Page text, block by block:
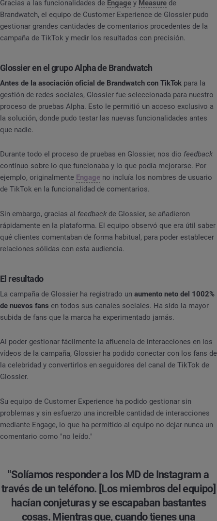
Gracias a las funcionalidades de Engage y Measure de
Brandwatch, el equipo de Customer Experience de Glossier pudo
gestionar grandes cantidades de comentarios procedentes de la
campaña de TikTok y medir los resultados con precisión.
Glossier en el grupo Alpha de Brandwatch
Antes de la asociación oficial de Brandwatch con TikTok para la
gestión de redes sociales, Glossier fue seleccionada para nuestro
proceso de pruebas Alpha. Esto le permitió un acceso exclusivo a
la solución, donde pudo testar las nuevas funcionalidades antes
que nadie.
Durante todo el proceso de pruebas en Glossier, nos dio feedback
continuo sobre lo que funcionaba y lo que podía mejorarse. Por
ejemplo, originalmente Engage no incluía los nombres de usuario
de TikTok en la funcionalidad de comentarios.
Sin embargo, gracias al feedback de Glossier, se añadieron
rápidamente en la plataforma. El equipo observó que era útil saber
qué clientes comentaban de forma habitual, para poder establecer
relaciones sólidas con esta audiencia.
El resultado
La campaña de Glossier ha registrado un aumento neto del 1002%
de nuevos fans en todos sus canales sociales. Ha sido la mayor
subida de fans que la marca ha experimentado jamás.
Al poder gestionar fácilmente la afluencia de interacciones en los
vídeos de la campaña, Glossier ha podido conectar con los fans de
la celebridad y convertirlos en seguidores del canal de TikTok de
Glossier.
Su equipo de Customer Experience ha podido gestionar sin
problemas y sin esfuerzo una increíble cantidad de interacciones
mediante Engage, lo que ha permitido al equipo no dejar nunca un
comentario como "no leído."
"Solíamos responder a los MD de Instagram a
través de un teléfono. [Los miembros del equipo]
hacían conjeturas y se escapaban bastantes
cosas. Mientras que, cuando tienes una